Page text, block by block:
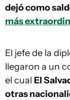
dejó como
más
El jefe de la
llegaron a un
el cual El
otras